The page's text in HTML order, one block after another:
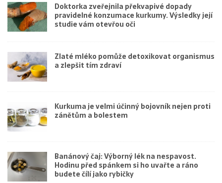
Doktorka zveřejnila překvapivé dopady
pravidelné konzumace kurkumy. Výsledky její
studie vám otevřou oči
Zlaté mléko pomůže detoxikovat organismus
a zlepšit tím zdraví
Kurkuma je velmi účinný bojovník nejen proti
zánětům a bolestem
Banánový čaj: Výborný lék na nespavost.
Hodinu před spánkem si ho uvařte a ráno
budete čílí jako rybičky